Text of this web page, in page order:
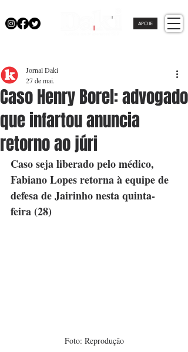
APOIE
Caso Henry Borel: advogado
que infartou anuncia
retorno ao júri
Jornal Daki
27 de mai.
Caso seja liberado pelo médico,
Fabiano Lopes retorna à equipe de
defesa de Jairinho nesta quinta-
feira (28)
Foto: Reprodução